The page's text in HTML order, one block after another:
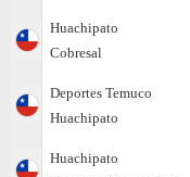
Huachipato
Cobresal
Deportes Temuco
Huachipato
Huachipato